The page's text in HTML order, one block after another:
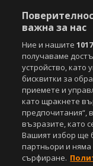
важна за нас
Ние и нашите1017
получаваме
устройство, като
бисквитки за
приемете и
като щракнете
предпочитания“,
възразите, като
Вашият избор ще
партньори и
сърфиране.